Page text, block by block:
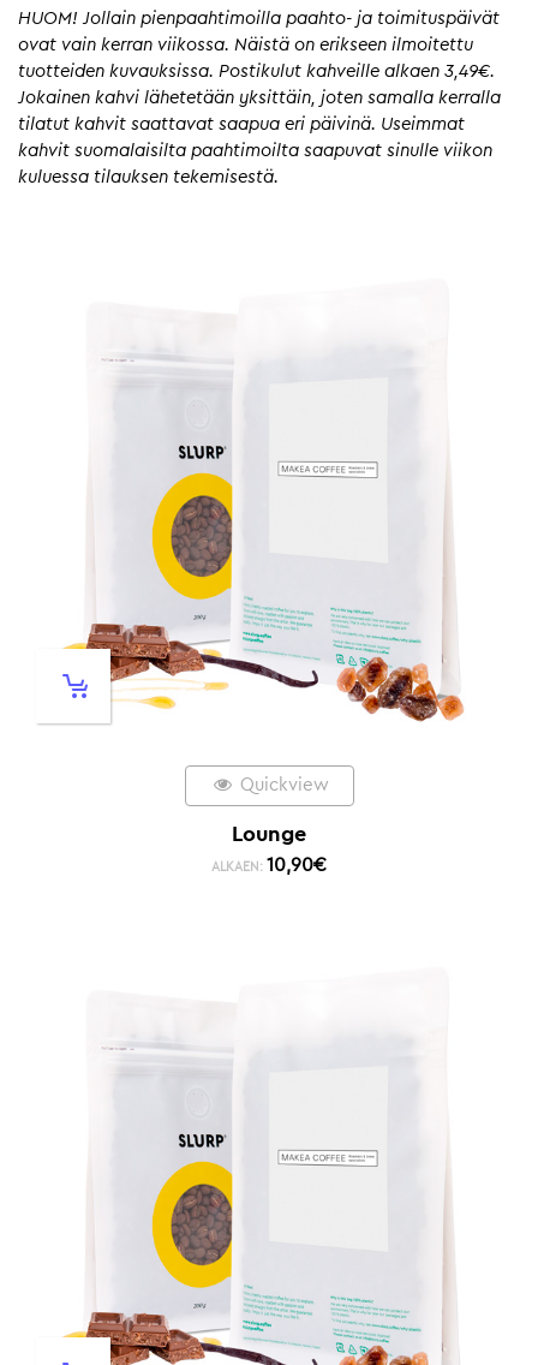
HUOM! Jollain pienpaahtimoilla paahto- ja toimituspäivät
ovat vain kerran viikossa. Näistä on erikseen ilmoitettu
tuotteiden kuvauksissa. Postikulut kahveille alkaen 3,49€.
Jokainen kahvi lähetetään yksittäin, joten samalla kerralla
tilatut kahvit saattavat saapua eri päivinä. Useimmat
kahvit suomalaisilta paahtimoilta saapuvat sinulle viikon
kuluessa tilauksen tekemisestä.
Quickview
Lounge
ALKAEN: 10,90€